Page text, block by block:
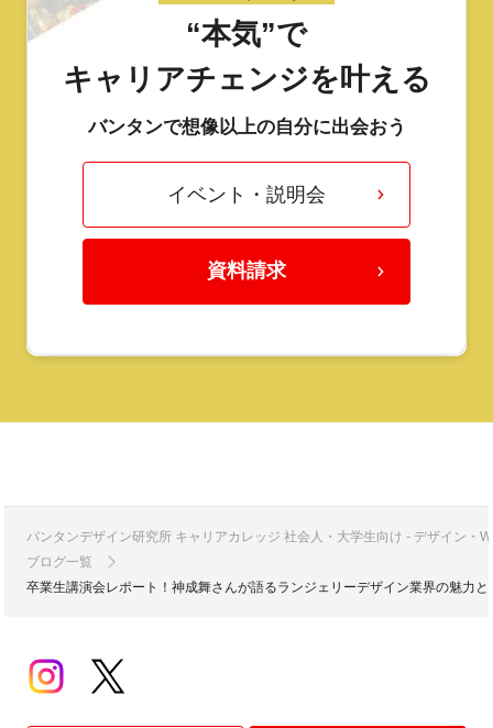
“本気”で
キャリアチェンジを叶える
バンタンで想像以上の自分に出会おう
イベント・説明会
資料請求
バンタンデザイン研究所 キャリアカレッジ 社会人・大学生向け - デザイン・
ブログ一覧
卒業生講演会レポート！神成舞さんが語るランジェリーデザイン業界の魅力と